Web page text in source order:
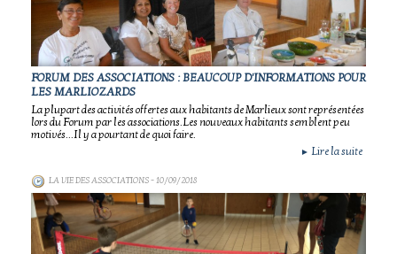
FORUM DES ASSOCIATIONS : BEAUCOUP D'INFORMATIONS POUR
LES MARLIOZARDS
La plupart des activités offertes aux habitants de Marlieux sont représentées
lors du Forum par les associations.Les nouveaux habitants semblent peu
motivés...Il y a pourtant de quoi faire.
► Lire la suite
LA VIE DES ASSOCIATIONS- 10/09/2018